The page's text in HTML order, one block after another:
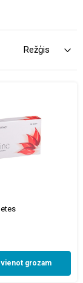
klāstu, kas
grozam